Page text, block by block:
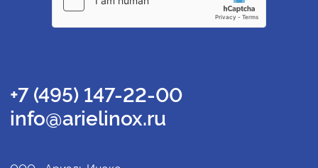
+7 (495) 147-22-00
info@arielinox.ru